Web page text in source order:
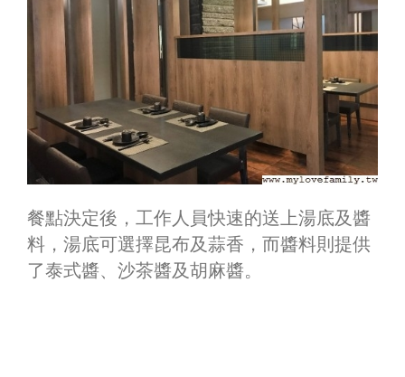
餐點決定後，工作人員快速的送上湯底及醬
料，湯底可選擇昆布及蒜香，而醬料則提供
了泰式醬、沙茶醬及胡麻醬。